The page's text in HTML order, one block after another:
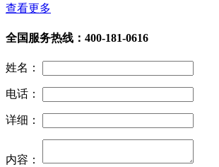
查看更多
全国服务热线：400-181-0616
姓名：
电话：
详细：
内容：